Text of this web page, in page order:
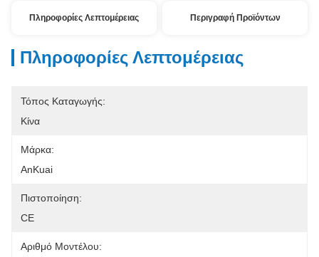
Πληροφορίες Λεπτομέρειας Περιγραφή Προϊόντων
Πληροφορίες Λεπτομέρειας
Τόπος Καταγωγής:
Κίνα
Μάρκα:
AnKuai
Πιστοποίηση:
CE
Αριθμό Μοντέλου: